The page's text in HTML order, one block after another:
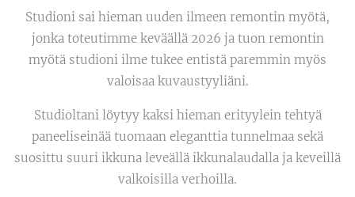
Studioni sai hieman uuden ilmeen remontin myötä,
jonka toteutimme keväällä 2026 ja tuon remontin
myötä studioni ilme tukee entistä paremmin myös
valoisaa kuvaustyyliäni.
Studioltani löytyy kaksi hieman erityylein tehtyä
paneeliseinää tuomaan eleganttia tunnelmaa sekä
suosittu suuri ikkuna leveällä ikkunalaudalla ja keveillä
valkoisilla verhoilla.